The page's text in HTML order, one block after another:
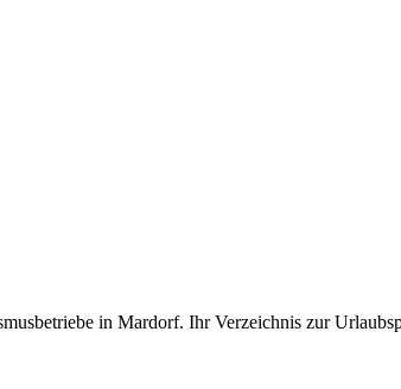
in Mardorf. Ihr Verzeichnis zur